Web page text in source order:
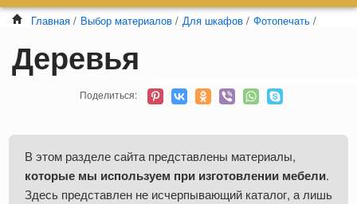
Главная / Выбор материалов / Для шкафов / Фотопечать /
Деревья
Поделиться:
В этом разделе сайта представлены материалы,
которые мы используем при изготовлении мебели.
Здесь представлен не исчерпывающий каталог, а лишь